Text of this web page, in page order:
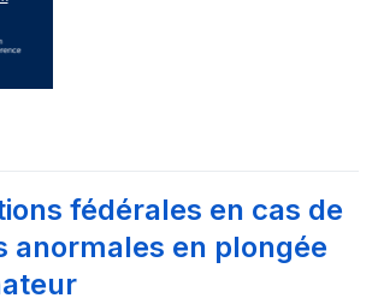
fédérales en cas de
anormales en plongée